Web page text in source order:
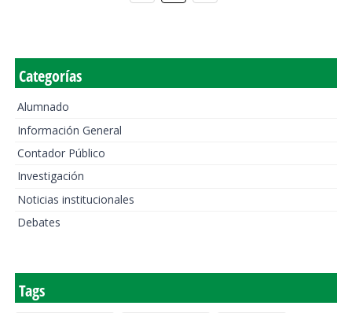
Categorías
Alumnado
Información General
Contador Público
Investigación
Noticias institucionales
Debates
Tags